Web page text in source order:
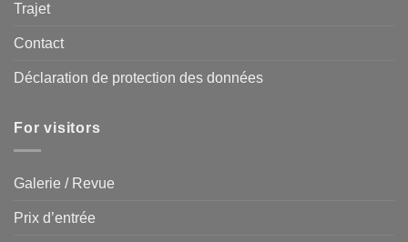
Trajet
Contact
Déclaration de protection des données
For visitors
Galerie / Revue
Prix d’entrée